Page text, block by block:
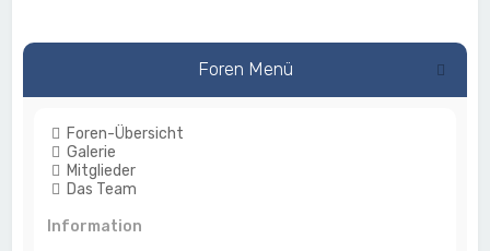
Foren Menü
Foren-Übersicht
Galerie
Mitglieder
Das Team
Information